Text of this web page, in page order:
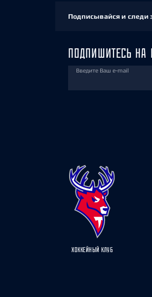
Подписывайся и следи
ПОДПИШИТЕСЬ НА
Введите Ваш e-mail
ХОККЕЙНЫЙ КЛУБ